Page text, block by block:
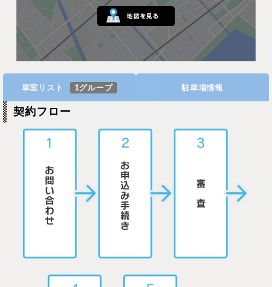
車室リスト 1グループ 駐車場情報
契約フロー